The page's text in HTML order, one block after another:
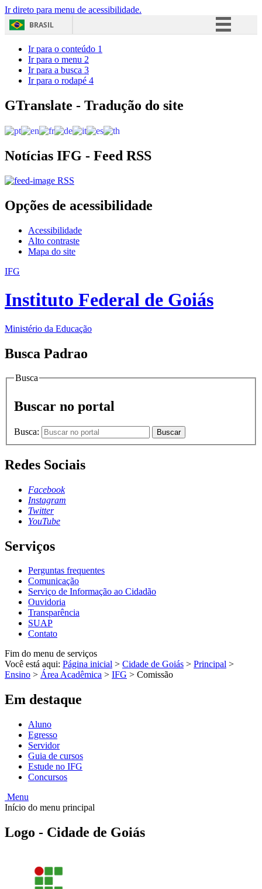
Ir direto para menu de acessibilidade.
BRASIL
Acesso à informação
Ir para o conteúdo 1
Ir para o menu 2
Ir para a busca 3
Ir para o rodapé 4
GTranslate - Tradução do site
Notícias IFG - Feed RSS
RSS
Opções de acessibilidade
Acessibilidade
Alto contraste
Mapa do site
IFG
Instituto Federal de Goiás
Ministério da Educação
Busca Padrao
Busca
Buscar no portal
Busca: Buscar
Redes Sociais
Facebook
Instagram
Twitter
YouTube
Serviços
Perguntas frequentes
Comunicação
Serviço de Informação ao Cidadão
Ouvidoria
Transparência
SUAP
Contato
Fim do menu de serviços
Você está aqui: Página inicial > Cidade de Goiás > Principal >
Ensino > Área Acadêmica > IFG > Comissão
Em destaque
Aluno
Egresso
Servidor
Guia de cursos
Estude no IFG
Concursos
Menu
Início do menu principal
Logo - Cidade de Goiás